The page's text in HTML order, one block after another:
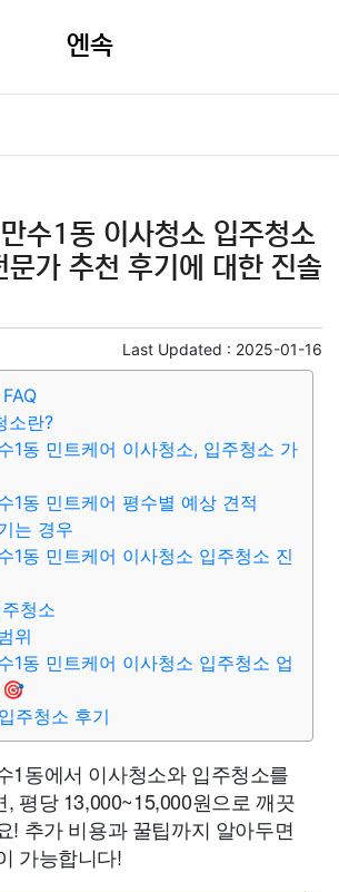
엔속
수1동 이사청소 입주청소
문가 추천 후기에 대한 진솔
Last Updated : 2025-01-16
소란?
1동 민트케어 이사청소, 입주청소 가
1동 민트케어 평수별 예상 견적
는 경우
1동 민트케어 이사청소 입주청소 진
청소
위
1동 민트케어 이사청소 입주청소 업
🎯
주청소 후기
1동에서 이사청소와 입주청소를
, 평당 13,000~15,000원으로 깨끗
! 추가 비용과 꿀팁까지 알아두면
가능합니다!